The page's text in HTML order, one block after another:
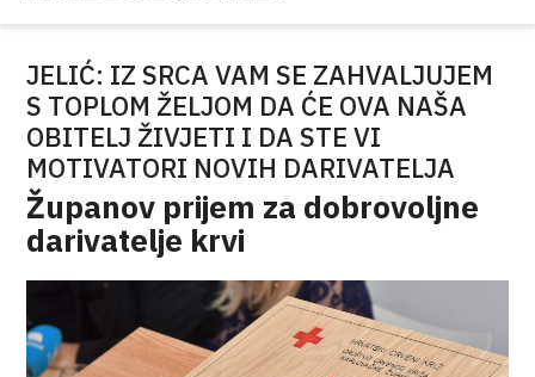
JELIĆ: IZ SRCA VAM SE ZAHVALJUJEM
S TOPLOM ŽELJOM DA ĆE OVA NAŠA
OBITELJ ŽIVJETI I DA STE VI
MOTIVATORI NOVIH DARIVATELJA
Županov prijem za dobrovoljne
darivatelje krvi